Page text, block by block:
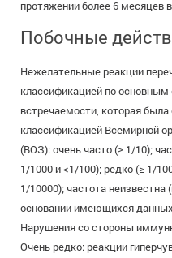
протяжении более 6 месяцев
Побочные
Нежелательные реакции
классификацией по
встречаемости, которая
классификацией Всемирной
(ВОЗ): очень часто (≥ 1/10);
1/1000 и <1/100); редко (≥ 1/
1/10000); частота
основании имеющихся
Нарушения со стороны
Очень редко: реакции